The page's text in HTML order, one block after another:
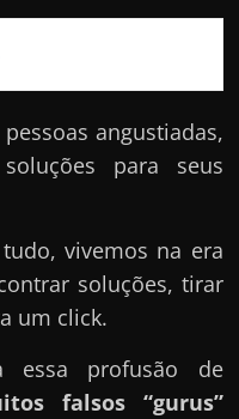
angustiadas,
para seus
vivemos na era
soluções, tirar
um click.
essa profusão de
falsos “gurus”